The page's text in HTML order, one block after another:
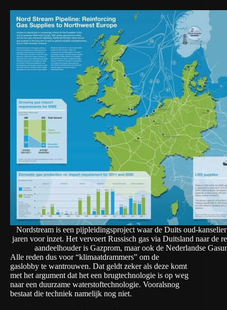
Nordstream is een pijpleidingsproject waar de Duits oud-
jaren voor inzet. Het vervoert Russisch gas via Duitsland naar de
aandeelhouder is Gazprom, maar ook de Nederlandse
Alle reden dus voor “klimaatdrammers” om de
gaslobby te wantrouwen. Dat geldt zeker als deze komt
met het argument dat het een brugtechnologie is op weg
naar een duurzame waterstoftechnologie. Vooralsnog
bestaat die techniek namelijk nog niet.